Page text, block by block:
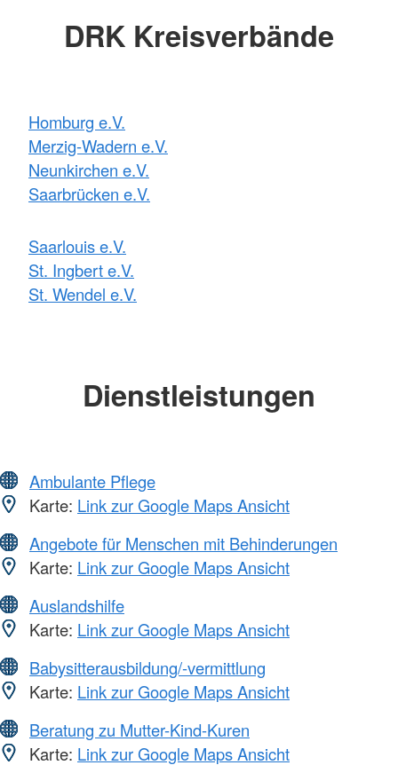
DRK Kreisverbände
Homburg e.V.
Merzig-Wadern e.V.
Neunkirchen e.V.
Saarbrücken e.V.
Saarlouis e.V.
St. Ingbert e.V.
St. Wendel e.V.
Dienstleistungen
Ambulante Pflege
Karte: Link zur Google Maps Ansicht
Angebote für Menschen mit Behinderungen
Karte: Link zur Google Maps Ansicht
Auslandshilfe
Karte: Link zur Google Maps Ansicht
Babysitterausbildung/-vermittlung
Karte: Link zur Google Maps Ansicht
Beratung zu Mutter-Kind-Kuren
Karte: Link zur Google Maps Ansicht